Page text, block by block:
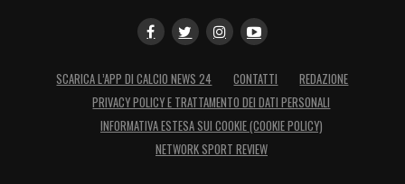
SCARICA L’APP DI CALCIO NEWS 24 CONTATTI
REDAZIONE
PRIVACY POLICY E TRATTAMENTO DEI DATI PERSONALI
INFORMATIVA ESTESA SUI COOKIE (COOKIE POLICY)
NETWORK SPORT REVIEW